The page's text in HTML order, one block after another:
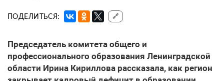
ПОДЕЛИТЬСЯ: 🔗
Председатель комитета общего и
профессионального образования Ленинградской
области Ирина Кириллова рассказала, как регион